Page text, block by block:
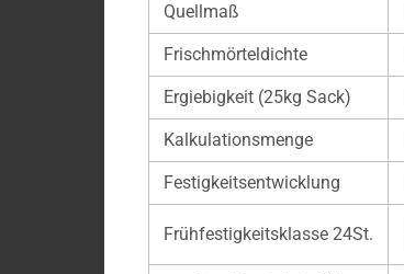
Quellmaß
Frischmörteldichte
Ergiebigkeit (25kg Sack)
Kalkulationsmenge
Festigkeitsentwicklung
Frühfestigkeitsklasse 24St.